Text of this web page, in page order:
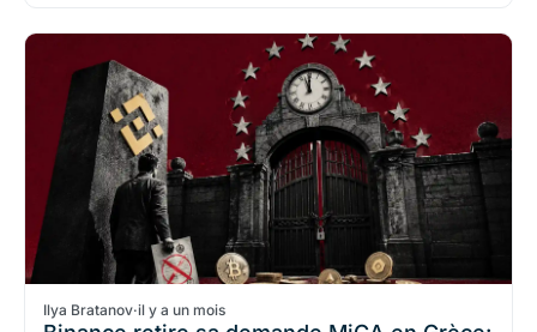
Ilya Bratanov·il y a un mois